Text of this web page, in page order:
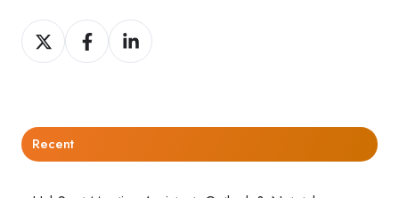
Delen
op
Delen
op
Delen
op
Recent